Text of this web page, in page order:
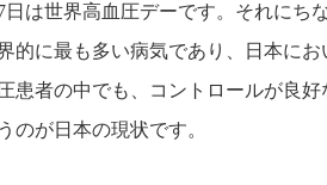
日は世界高血圧デーです。それにち
的に最も多い病気であり、日本に
患者の中でも、コントロールが良
のが日本の現状です。